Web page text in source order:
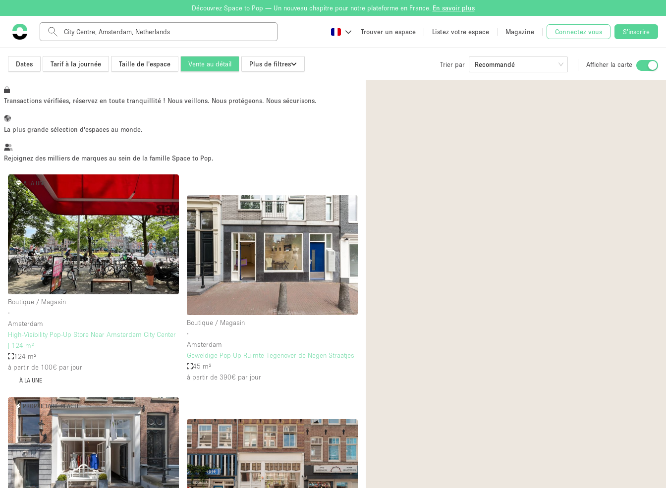
Découvrez Space to Pop — Un nouveau chapitre pour notre plateforme en France. En savoir plus
Trouver un espace Listez votre espace Magazine Connectez vous S'inscrire
Dates Tarif à la journée Taille de l'espace Vente au détail Plus de filtres Trier par Recommandé Afficher la carte
Type de l'espace Appartement / Loft
Boutique / Magasin
Espace Événementiel
Kiosque / Stand / Corner
Maison / Villa / Hôtel Particulier
Rooftop
Salle de Conférence
Salon / Festival
Studio Photo / Tournage
de l'espace
Accès aux handicapés
Concierge
De plain-pied
Espace Avec Vue
Espace Epuré / Minimaliste
Internet
Licence Alcool
Transactions vérifiées, réservez en toute tranquillité ! Nous veillons. Nous protégeons. Nous sécurisons.
La plus grande sélection d'espaces au monde.
Rejoignez des milliers de marques au sein de la famille Space to Pop.
À LA UNE
Boutique / Magasin
∙
Amsterdam
High-Visibility Pop-Up Store Near Amsterdam City Center
| 124 m²
124 m²
à partir de 100€ par jour
À LA UNE
Boutique / Magasin
∙
Amsterdam
Geweldige Pop-Up Ruimte Tegenover de Negen Straatjes
45 m²
à partir de 390€ par jour
PROPRIÉTAIRE RÉACTIF